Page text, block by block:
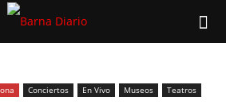
Conciertos En Vivo Museos Teatros